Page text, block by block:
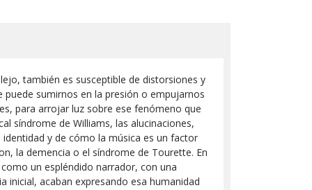
también es susceptible de distorsiones y
sumirnos en la presión o empujarnos
para arrojar luz sobre ese fenómeno que
síndrome de Williams, las alucinaciones,
y de cómo la música es un factor
la demencia o el síndrome de Tourette. En
un espléndido narrador, con una
inicial, acaban expresando esa humanidad